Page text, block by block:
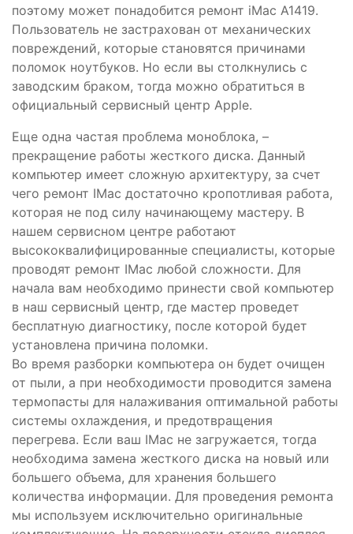
поэтому может понадобится ремонт iMac A1419.
Пользователь не застрахован от механических
повреждений, которые становятся причинами
поломок ноутбуков. Но если вы столкнулись с
заводским браком, тогда можно обратиться в
официальный сервисный центр Apple.
Еще одна частая проблема моноблока, –
прекращение работы жесткого диска. Данный
компьютер имеет сложную архитектуру, за счет
чего ремонт IMac достаточно кропотливая работа,
которая не под силу начинающему мастеру. В
нашем сервисном центре работают
высококвалифицированные специалисты, которые
проводят ремонт IMac любой сложности. Для
начала вам необходимо принести свой компьютер
в наш сервисный центр, где мастер проведет
бесплатную диагностику, после которой будет
установлена причина поломки.
Во время разборки компьютера он будет очищен
от пыли, а при необходимости проводится замена
термопасты для налаживания оптимальной работы
системы охлаждения, и предотвращения
перегрева. Если ваш IMac не загружается, тогда
необходима замена жесткого диска на новый или
большего объема, для хранения большего
количества информации. Для проведения ремонта
мы используем исключительно оригинальные